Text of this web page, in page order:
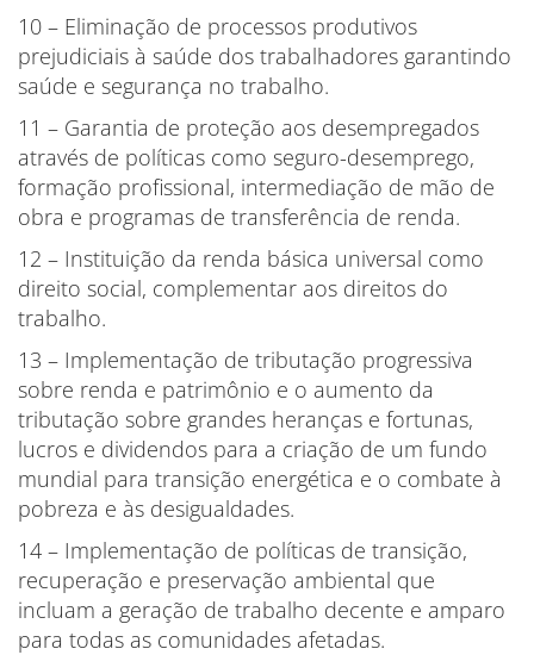
10 – Eliminação de processos produtivos
prejudiciais à saúde dos trabalhadores garantindo
saúde e segurança no trabalho.
11 – Garantia de proteção aos desempregados
através de políticas como seguro-desemprego,
formação profissional, intermediação de mão de
obra e programas de transferência de renda.
12 – Instituição da renda básica universal como
direito social, complementar aos direitos do
trabalho.
13 – Implementação de tributação progressiva
sobre renda e patrimônio e o aumento da
tributação sobre grandes heranças e fortunas,
lucros e dividendos para a criação de um fundo
mundial para transição energética e o combate à
pobreza e às desigualdades.
14 – Implementação de políticas de transição,
recuperação e preservação ambiental que
incluam a geração de trabalho decente e amparo
para todas as comunidades afetadas.